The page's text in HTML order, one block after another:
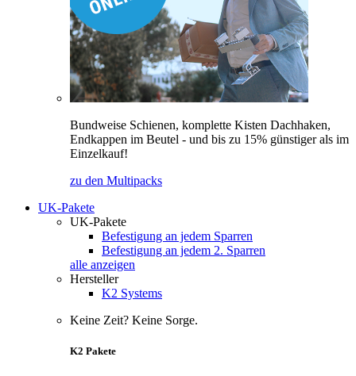
Bundweise Schienen, komplette Kisten Dachhaken,
Endkappen im Beutel - und bis zu 15% günstiger als im
Einzelkauf!
zu den Multipacks
UK-Pakete
UK-Pakete
Befestigung an jedem Sparren
Befestigung an jedem 2. Sparren
alle anzeigen
Hersteller
K2 Systems
Keine Zeit? Keine Sorge.
K2 Pakete